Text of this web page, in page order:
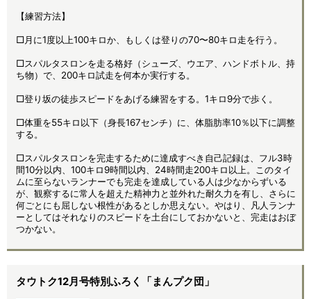
【練習方法】
□月に1度以上100キロか、もしくは登りの70〜80キロ走を行う。
□スパルタスロンを走る格好（シューズ、ウエア、ハンドボトル、持
ち物）で、200キロ試走を何本か実行する。
□登り坂の徒歩スピードをあげる練習をする。1キロ9分で歩く。
□体重を55キロ以下（身長167センチ）に、体脂肪率10％以下に調整
する。
□スパルタスロンを完走するために達成すべき自己記録は、フル3時
間10分以内、100キロ9時間以内、24時間走200キロ以上。このタイ
ムに至らないランナーでも完走を達成している人は少なからずいる
が、観察するに常人を超えた精神力と並外れた耐久力を有し、さらに
何ごとにも屈しない根性があるとしか思えない。やはり、凡人ランナ
ーとしてはそれなりのスピードを土台にしておかないと、完走はおぼ
つかない。
タウトク12月号特別ふろく「まんプク団」